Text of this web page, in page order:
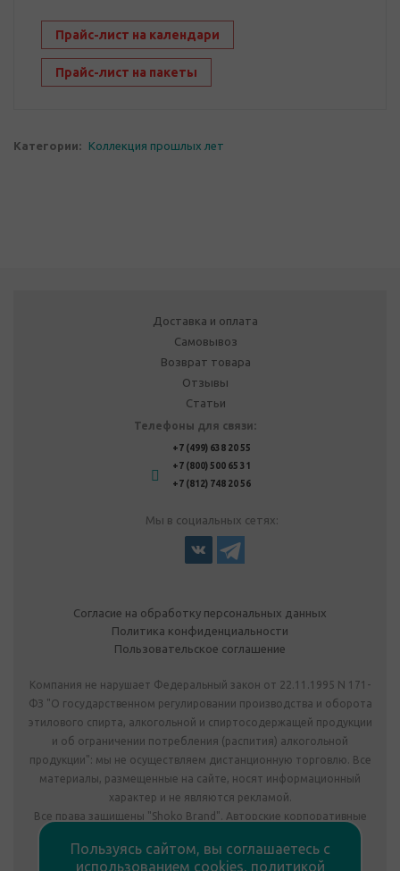
Прайс-лист на календари
Прайс-лист на пакеты
Категории: Коллекция прошлых лет
Доставка и оплата
Самовывоз
Возврат товара
Отзывы
Статьи
Телефоны для связи:
+7 (499) 638 20 55
+7 (800) 500 65 31
+7 (812) 748 20 56
Мы в социальных сетях:
Согласие на обработку персональных данных
Политика конфиденциальности
Пользовательское соглашение
Компания не нарушает Федеральный закон от 22.11.1995 N 171-
ФЗ "О государственном регулировании производства и оборота
этилового спирта, алкогольной и спиртосодержащей продукции
и об ограничении потребления (распития) алкогольной
продукции": мы не осуществляем дистанционную торговлю. Все
материалы, размещенные на сайте, носят информационный
характер и не являются рекламой.
Все права защищены "Shoko Brand". Авторские корпоративные
Комплектация подарка может отличаться от изображения.
Пользуясь сайтом, вы соглашаетесь с
использованием cookies, политикой